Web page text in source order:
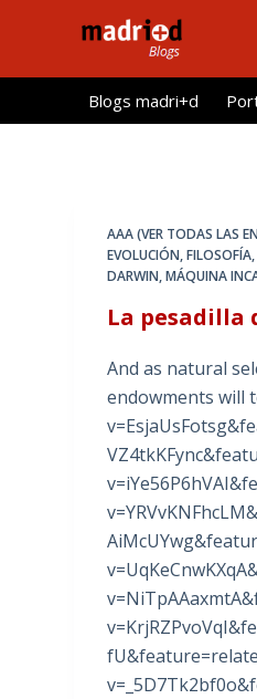
l
Blogs madri+d
AAA (VER TODAS LAS
EVOLUCIÓN,FILOSOFÍA
DARWIN,MÁQUINA
La pesadilla
And as natural
endowments will